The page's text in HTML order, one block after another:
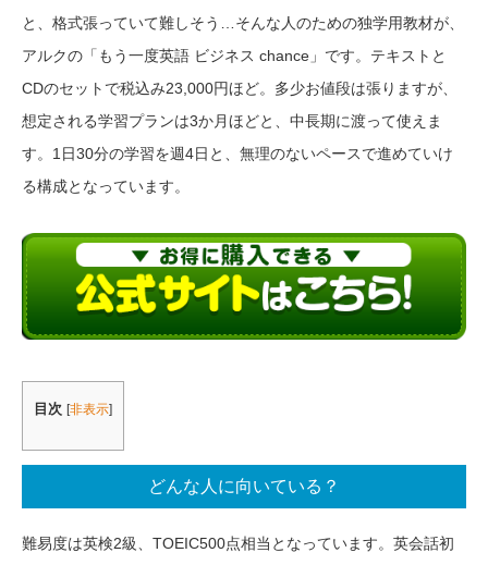
と、格式張っていて難しそう…そんな人のための独学用教材が、
アルクの「もう一度英語 ビジネス chance」です。テキストと
CDのセットで税込み23,000円ほど。多少お値段は張りますが、
想定される学習プランは3か月ほどと、中長期に渡って使えま
す。1日30分の学習を週4日と、無理のないペースで進めていけ
る構成となっています。
目次 [非表示]
どんな人に向いている？
難易度は英検2級、TOEIC500点相当となっています。英会話初